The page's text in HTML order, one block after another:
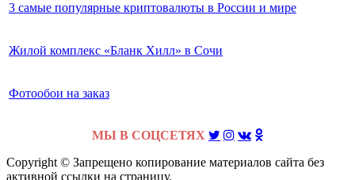
3 самые популярные криптовалюты в России и мире
Жилой комплекс «Бланк Хилл» в Сочи
Фотообои на заказ
МЫ В СОЦСЕТЯХ
Copyright © Запрещено копирование материалов сайта без
активной ссылки на страницу.